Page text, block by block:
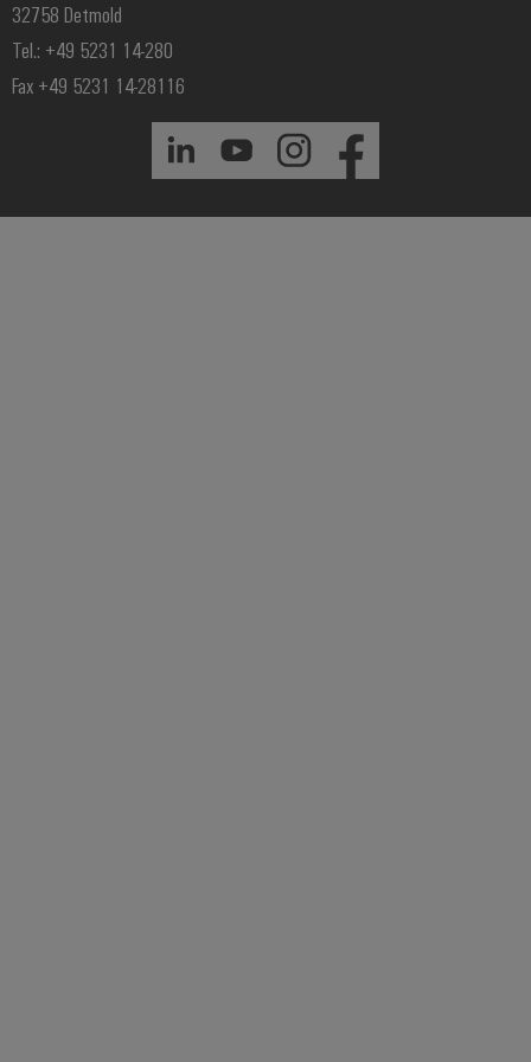
32758 Detmold
Tel.: +49 5231 14-280
Fax +49 5231 14-28116